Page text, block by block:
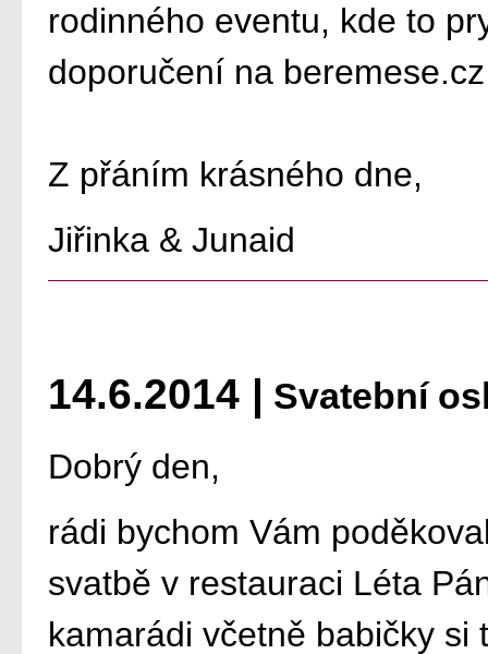
rodinného eventu, kde to
doporučení na
Z přáním krásného dne,
Jiřinka & Junaid
14.6.2014 | Svatební
Dobrý den,
rádi bychom Vám
svatbě v restauraci Léta
kamarádi včetně babičky si